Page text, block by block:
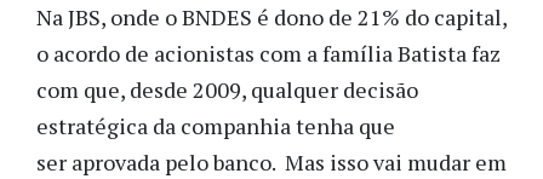
Na JBS, onde o BNDES é dono de 21% do capital,
o acordo de acionistas com a família Batista faz
com que, desde 2009, qualquer decisão
estratégica da companhia tenha que
ser aprovada pelo banco. Mas isso vai mudar em